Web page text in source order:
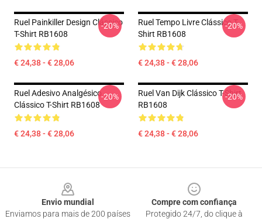
Ruel Painkiller Design Clássico
T-Shirt RB1608
€ 24,38 - € 28,06
-20%
Ruel Tempo Livre Clássico T-
Shirt RB1608
€ 24,38 - € 28,06
-20%
Ruel Adesivo Analgésico
Clássico T-Shirt RB1608
€ 24,38 - € 28,06
-20%
Ruel Van Dijk Clássico T-Shirt
RB1608
€ 24,38 - € 28,06
-20%
Envio mundial
Enviamos para mais de 200 países
Compre com confiança
Protegido 24/7, do clique à